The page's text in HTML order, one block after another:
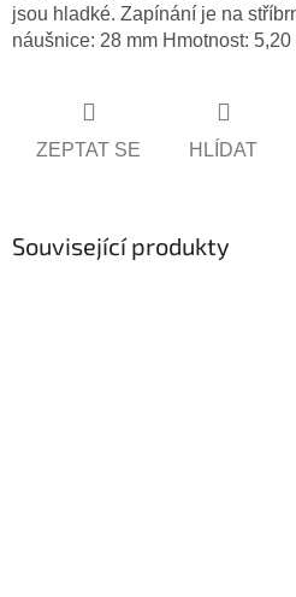
jsou hladké. Zapínání je na
náušnice: 28 mm Hmotnost:
ZEPTAT SE HLÍDAT
Související produkty